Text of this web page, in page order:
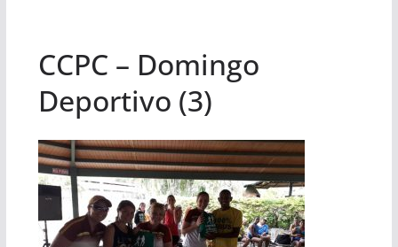
CCPC – Domingo
Deportivo (3)